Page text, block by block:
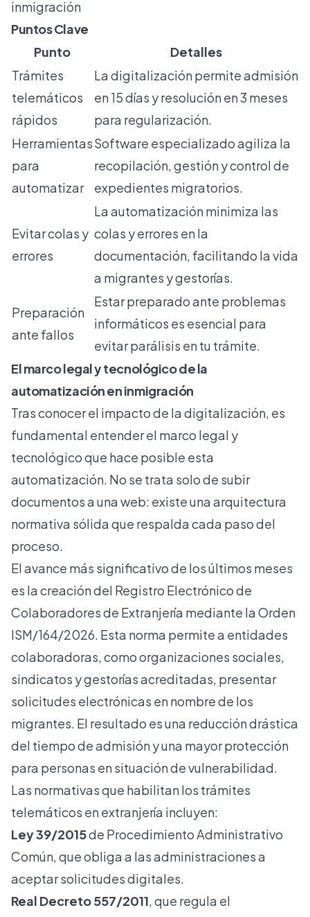
inmigración
Puntos Clave
Punto
Detalles
Trámites
telemáticos
rápidos
La digitalización permite admisión
en 15 días y resolución en 3 meses
para regularización.
Herramientas
para
automatizar
Software especializado agiliza la
recopilación, gestión y control de
expedientes migratorios.
Evitar colas y
errores
La automatización minimiza las
colas y errores en la
documentación, facilitando la vida
a migrantes y gestorías.
Preparación
ante fallos
Estar preparado ante problemas
informáticos es esencial para
evitar parálisis en tu trámite.
El marco legal y tecnológico de la
automatización en inmigración
Tras conocer el impacto de la digitalización, es
fundamental entender el marco legal y
tecnológico que hace posible esta
automatización. No se trata solo de subir
documentos a una web: existe una arquitectura
normativa sólida que respalda cada paso del
proceso.
El avance más significativo de los últimos meses
es la creación del Registro Electrónico de
Colaboradores de Extranjería mediante la Orden
ISM/164/2026. Esta norma permite a entidades
colaboradoras, como organizaciones sociales,
sindicatos y gestorías acreditadas, presentar
solicitudes electrónicas en nombre de los
migrantes. El resultado es una reducción drástica
del tiempo de admisión y una mayor protección
para personas en situación de vulnerabilidad.
Las normativas que habilitan los trámites
telemáticos en extranjería incluyen:
Ley 39/2015de Procedimiento Administrativo
Común, que obliga a las administraciones a
aceptar solicitudes digitales.
Real Decreto 557/2011, que regula el